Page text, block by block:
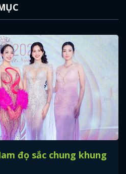
đọ sắc chung khung